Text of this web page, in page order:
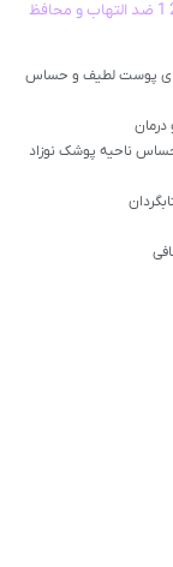
ویژگی های کرم سوختگی و تعویض پوشک موستلا مدل 3 2 1 ضد التهاب و محافظ
برای پوست لطیف و حساس
ناحیه پوشک نوزاد